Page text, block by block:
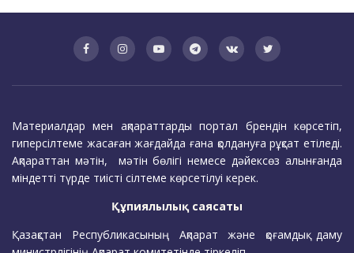
Материалдар мен ақпараттарды портал брендін көрсетіп,
гиперсілтеме жасаған жағдайда ғана қолдануға рұқсат етіледі.
Ақпараттан мәтін, мәтін бөлігі немесе дәйексөз алынғанда
міндетті түрде тиісті сілтеме көрсетілуі керек.
Құпиялылық саясаты
Қазақстан Республикасының Ақпарат және қоғамдық даму